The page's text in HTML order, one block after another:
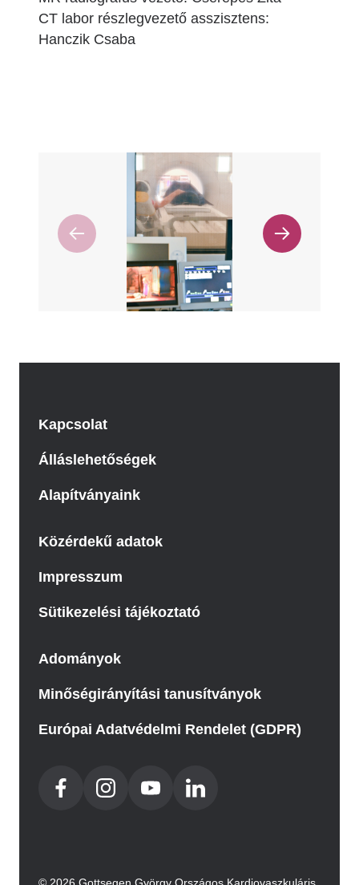
CT labor részlegvezető asszisztens:
Hanczik Csaba
Kapcsolat
Álláslehetőségek
Alapítványaink
Közérdekű adatok
Impresszum
Sütikezelési tájékoztató
Adományok
Minőségirányítási tanusítványok
Európai Adatvédelmi Rendelet (GDPR)